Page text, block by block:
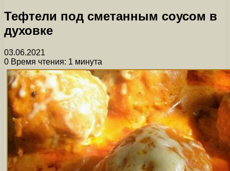
Тефтели под сметанным соусом в
духовке
03.06.2021
0 Время чтения: 1 минута